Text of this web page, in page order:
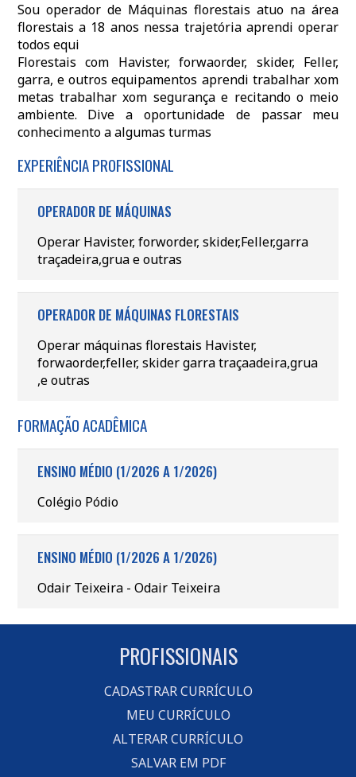
Sou operador de Máquinas florestais atuo na área
florestais a 18 anos nessa trajetória aprendi operar
todos equi
Florestais com Havister, forwaorder, skider, Feller,
garra, e outros equipamentos aprendi trabalhar xom
metas trabalhar xom segurança e recitando o meio
ambiente. Dive a oportunidade de passar meu
conhecimento a algumas turmas
EXPERIÊNCIA PROFISSIONAL
OPERADOR DE MÁQUINAS
Operar Havister, forworder, skider,Feller,garra
traçadeira,grua e outras
OPERADOR DE MÁQUINAS FLORESTAIS
Operar máquinas florestais Havister,
forwaorder,feller, skider garra traçaadeira,grua
,e outras
FORMAÇÃO ACADÊMICA
ENSINO MÉDIO (1/2026 A 1/2026)
Colégio Pódio
ENSINO MÉDIO (1/2026 A 1/2026)
Odair Teixeira - Odair Teixeira
PROFISSIONAIS
CADASTRAR CURRÍCULO
MEU CURRÍCULO
ALTERAR CURRÍCULO
SALVAR EM PDF